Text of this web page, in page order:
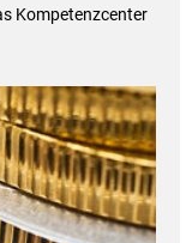
Kompetenzcenter